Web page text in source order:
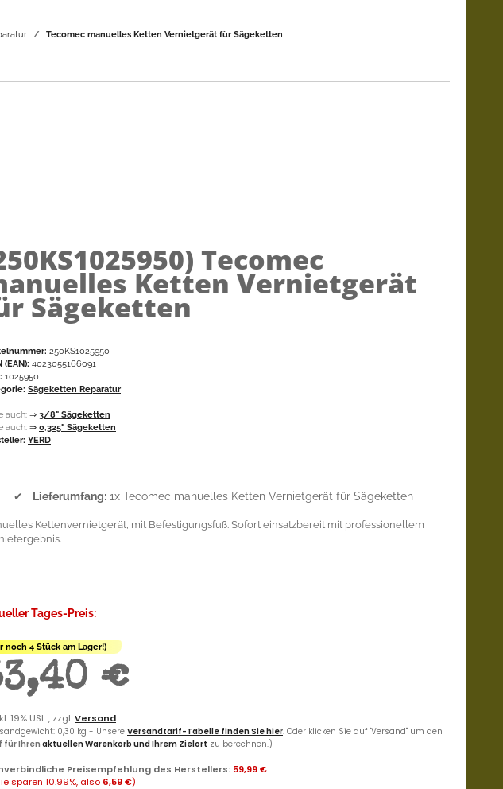
Tecomec manuelles Ketten Vernietgerät für Sägeketten
Tecomec
Ketten Vernietgerät
Sägeketten
250KS1025950
(EAN): 4023055166091
1025950
Sägeketten Reparatur
auch: ⇒ 3/8" Sägeketten
auch: ⇒ 0,325" Sägeketten
YERD
✔ Lieferumfang: 1x Tecomec manuelles Ketten Vernietgerät für Sägeketten
Kettenvernietgerät, mit Befestigungsfuß. Sofort einsatzbereit mit professionellem
Tages-Preis:
noch 4 Stück am Lager!)
€
19% USt. , zzgl.Versand
0,30 kg - UnsereVersandtarif-Tabelle finden Sie hier. Oder klicken Sie auf "Versand" um den
für Ihren aktuellen Warenkorb und Ihrem Zielort zu berechnen.)
Preisempfehlung des Herstellers: 59,99 €
sparen 10.99%, also 6,59 €)